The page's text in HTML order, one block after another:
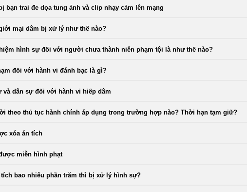
bạn trai đe dọa tung ảnh và clip nhạy cảm lên mạng
mại dâm bị xử lý như thế nào?
hình sự đối với người chưa thành niên phạm tội là như thế nào?
đối với hành vi đánh bạc là gì?
và dân sự đối với hành vi hiếp dâm
theo thủ tục hành chính áp dụng trong trường hợp nào? Thời hạn tạm giữ?
xóa án tích
miễn hình phạt
bao nhiêu phần trăm thì bị xử lý hình sự?